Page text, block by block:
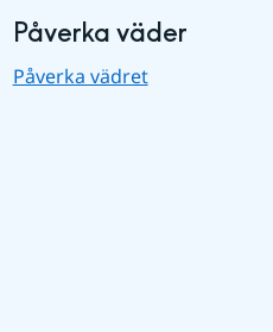
Påverka väder
Påverka vädret